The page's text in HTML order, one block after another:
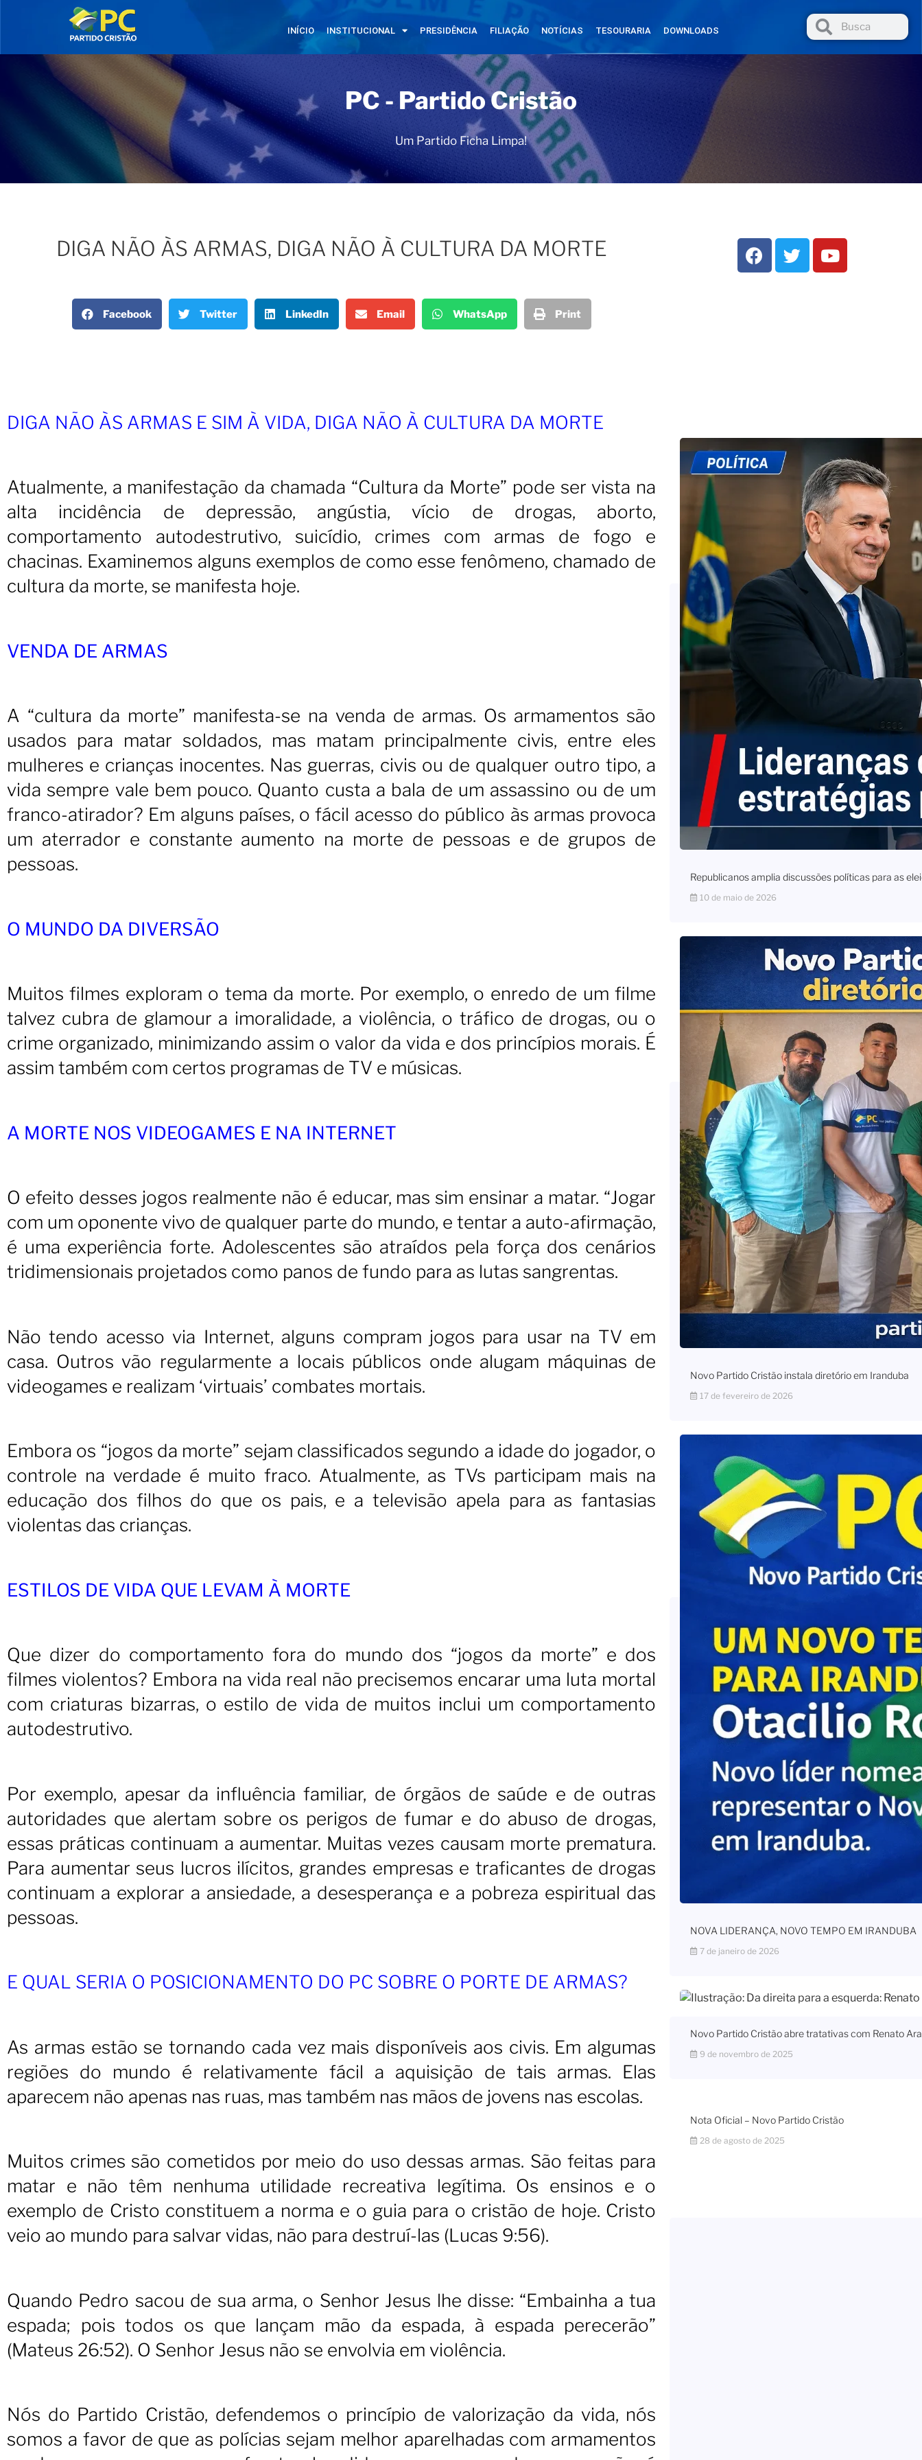
INÍCIO INSTITUCIONAL PRESIDÊNCIA FILIAÇÃO NOTÍCIAS TESOURARIA DOWNLOADS
PC - Partido Cristão
Um Partido Ficha Limpa!
DIGA NÃO ÀS ARMAS, DIGA NÃO À CULTURA DA MORTE
Facebook Twitter LinkedIn Email WhatsApp Print
DIGA NÃO ÀS ARMAS E SIM À VIDA, DIGA NÃO À CULTURA DA MORTE
Atualmente, a manifestação da chamada “Cultura da Morte” pode ser vista na
alta incidência de depressão, angústia, vício de drogas, aborto,
comportamento autodestrutivo, suicídio, crimes com armas de fogo e
chacinas. Examinemos alguns exemplos de como esse fenômeno, chamado de
cultura da morte, se manifesta hoje.
VENDA DE ARMAS
A “cultura da morte” manifesta-se na venda de armas. Os armamentos são
usados para matar soldados, mas matam principalmente civis, entre eles
mulheres e crianças inocentes. Nas guerras, civis ou de qualquer outro tipo, a
vida sempre vale bem pouco. Quanto custa a bala de um assassino ou de um
franco-atirador? Em alguns países, o fácil acesso do público às armas provoca
um aterrador e constante aumento na morte de pessoas e de grupos de
pessoas.
O MUNDO DA DIVERSÃO
Muitos filmes exploram o tema da morte. Por exemplo, o enredo de um filme
talvez cubra de glamour a imoralidade, a violência, o tráfico de drogas, ou o
crime organizado, minimizando assim o valor da vida e dos princípios morais. É
assim também com certos programas de TV e músicas.
A MORTE NOS VIDEOGAMES E NA INTERNET
O efeito desses jogos realmente não é educar, mas sim ensinar a matar. “Jogar
com um oponente vivo de qualquer parte do mundo, e tentar a auto-afirmação,
é uma experiência forte. Adolescentes são atraídos pela força dos cenários
tridimensionais projetados como panos de fundo para as lutas sangrentas.
Não tendo acesso via Internet, alguns compram jogos para usar na TV em
casa. Outros vão regularmente a locais públicos onde alugam máquinas de
videogames e realizam ‘virtuais’ combates mortais.
Embora os “jogos da morte” sejam classificados segundo a idade do jogador, o
controle na verdade é muito fraco. Atualmente, as TVs participam mais na
educação dos filhos do que os pais, e a televisão apela para as fantasias
violentas das crianças.
ESTILOS DE VIDA QUE LEVAM À MORTE
Que dizer do comportamento fora do mundo dos “jogos da morte” e dos
filmes violentos? Embora na vida real não precisemos encarar uma luta mortal
com criaturas bizarras, o estilo de vida de muitos inclui um comportamento
autodestrutivo.
Por exemplo, apesar da influência familiar, de órgãos de saúde e de outras
autoridades que alertam sobre os perigos de fumar e do abuso de drogas,
essas práticas continuam a aumentar. Muitas vezes causam morte prematura.
Para aumentar seus lucros ilícitos, grandes empresas e traficantes de drogas
continuam a explorar a ansiedade, a desesperança e a pobreza espiritual das
pessoas.
E QUAL SERIA O POSICIONAMENTO DO PC SOBRE O PORTE DE ARMAS?
As armas estão se tornando cada vez mais disponíveis aos civis. Em algumas
regiões do mundo é relativamente fácil a aquisição de tais armas. Elas
aparecem não apenas nas ruas, mas também nas mãos de jovens nas escolas.
Muitos crimes são cometidos por meio do uso dessas armas. São feitas para
matar e não têm nenhuma utilidade recreativa legítima. Os ensinos e o
exemplo de Cristo constituem a norma e o guia para o cristão de hoje. Cristo
veio ao mundo para salvar vidas, não para destruí-las (Lucas 9:56).
Quando Pedro sacou de sua arma, o Senhor Jesus lhe disse: “Embainha a tua
espada; pois todos os que lançam mão da espada, à espada perecerão”
(Mateus 26:52). O Senhor Jesus não se envolvia em violência.
Nós do Partido Cristão, defendemos o princípio de valorização da vida, nós
somos a favor de que as polícias sejam melhor aparelhadas com armamentos
Republicanos amplia discussões políticas para as
10 de maio de 2026
Novo Partido Cristão instala diretório em Iranduba
17 de fevereiro de 2026
NOVA LIDERANÇA, NOVO TEMPO EM IRANDUBA
7 de janeiro de 2026
Novo Partido Cristão abre tratativas com Renato
9 de novembro de 2025
Nota Oficial – Novo Partido Cristão
28 de agosto de 2025